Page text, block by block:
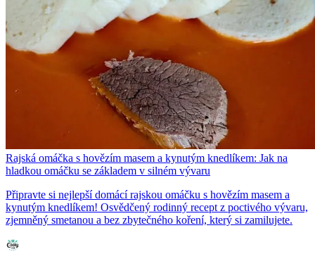
Rajská omáčka s hovězím masem a kynutým knedlíkem: Jak na
hladkou omáčku se základem v silném vývaru
Připravte si nejlepší domácí rajskou omáčku s hovězím masem a
kynutým knedlíkem! Osvědčený rodinný recept z poctivého vývaru,
zjemněný smetanou a bez zbytečného koření, který si zamilujete.